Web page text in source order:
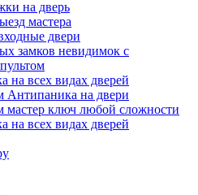
на дверь
мастера
двери
замков невидимок с
на всех видах дверей
Антипаника на двери
мастер ключ любой сложности
на всех видах дверей